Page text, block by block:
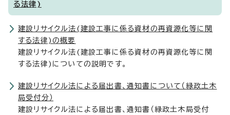
る法律)
建設リサイクル法(建設工事に係る資材の再資源化等に関
する法律)の概要
建設リサイクル法(建設工事に係る資材の再資源化等に関
する法律)についての説明です。
建設リサイクル法による届出書、通知書について（緑政土木
局受付分）
建設リサイクル法による届出書、通知書（緑政土木局受付